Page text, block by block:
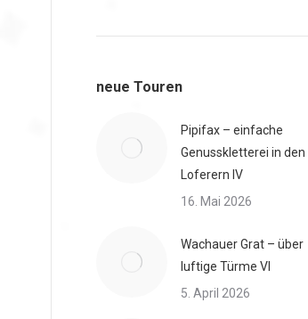
neue Touren
Pipifax – einfache
Genusskletterei in den
Loferern IV
16. Mai 2026
Wachauer Grat – über
luftige Türme VI
5. April 2026